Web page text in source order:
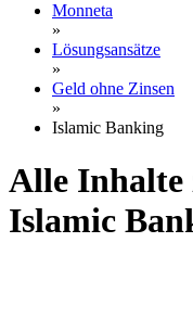
Monneta
»
Lösungsansätze
»
Geld ohne Zinsen
»
Islamic Banking
Alle Inhalte
Islamic